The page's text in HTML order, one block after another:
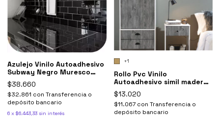
Azulejo Vinilo Autoadhesivo
Subway Negro Muresco
Pack 5 Un.
$38.660
$32.861 con Transferencia o
depósito bancario
6 x $6.443,33 sin interés
+1
Rollo Pvc Vinilo
Autoadhesivo simil madera
gris o roble oscuro Muresco
0.60x5 mts
$13.020
$11.067 con Transferencia o
depósito bancario